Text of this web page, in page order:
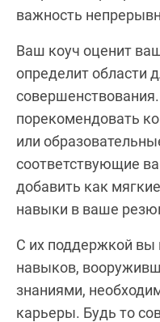
важность
Ваш коуч оценит
определит области
порекомендовать
или
соответствующие
добавить как
навыки в ваше
С их поддержкой вы
навыков,
знаниями,
карьеры. Будь то